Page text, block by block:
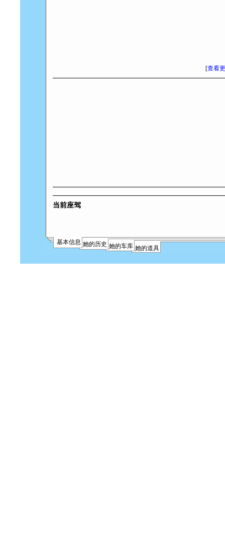
[查看
当前座驾
基本信息 她的历史 她的车库 她的道具